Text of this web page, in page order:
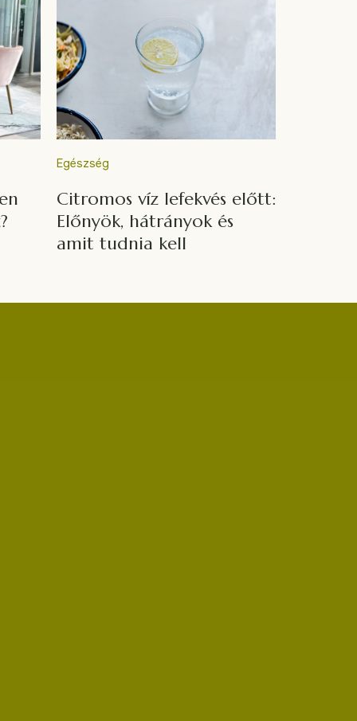
Egészség
Citromos víz lefekvés előtt:
Előnyök, hátrányok és
amit tudnia kell